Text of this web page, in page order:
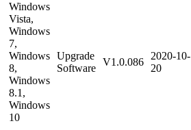
Windows
Vista,
Windows
7,
Windows
8,
Windows
8.1,
Windows
10
Upgrade
Software
V1.0.086
2020-10-
20